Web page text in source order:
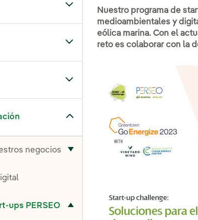
Alternar el submenú para Dónde
Alternar el submenú para Plan
Alternar el submenú para Nuestro
de innovación
negocios
Alternar el submenú para
ups PERSEO
Nuestro programa de
medioambientales y
eólica marina. Con el
reto es colaborar con la